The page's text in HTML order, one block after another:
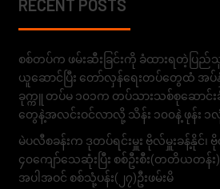
RECENT POSTS
စစ်တပ်က ဖမ်းဆီးခြင်းကို ခံထားရတဲ့ပြ
ယူဆောင်ပြီး တော်လှန်ရေးတပ်တွေထံ အပ်နှံ
ခုက္ကူ တပ်မ ၁၀၁က တပ်သားသစ်စုဆော
တွေနဲ့အလင်းဝင်လာလို့ သိန်း ၁၀၀နဲ့ ဖုန်း ၁လုံး
မဲပလီစခန်းက ဒုတပ်ရင်းမှူး ဗိုလ်မှူးခန့်နိုင်၊ ဗို
၄၀ကျော်သေဆုံးပြီး စစ်ဦးစီး(တတိယတန်း
အပါအဝင် စစ်သုံ့ပန်း(၂၇)ဦးဖမ်းမိ